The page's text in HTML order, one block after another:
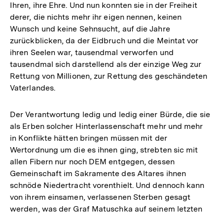
Ihren, ihre Ehre. Und nun konnten sie in der Freiheit
derer, die nichts mehr ihr eigen nennen, keinen
Wunsch und keine Sehnsucht, auf die Jahre
zurückblicken, da der Eidbruch und die Meintat vor
ihren Seelen war, tausendmal verworfen und
tausendmal sich darstellend als der einzige Weg zur
Rettung von Millionen, zur Rettung des geschändeten
Vaterlandes.
Der Verantwortung ledig und ledig einer Bürde, die sie
als Erben solcher Hinterlassenschaft mehr und mehr
in Konflikte hätten bringen müssen mit der
Wertordnung um die es ihnen ging, strebten sic mit
allen Fibern nur noch DEM entgegen, dessen
Gemeinschaft im Sakramente des Altares ihnen
schnöde Niedertracht vorenthielt. Und dennoch kann
von ihrem einsamen, verlassenen Sterben gesagt
werden, was der Graf Matuschka auf seinem letzten